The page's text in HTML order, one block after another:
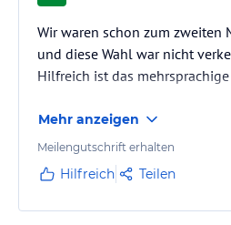
Wir waren schon zum zweiten
und diese Wahl war nicht
Hilfreich ist das
Mehr anzeigen
Meilengutschrift erhalten
Hilfreich Teilen